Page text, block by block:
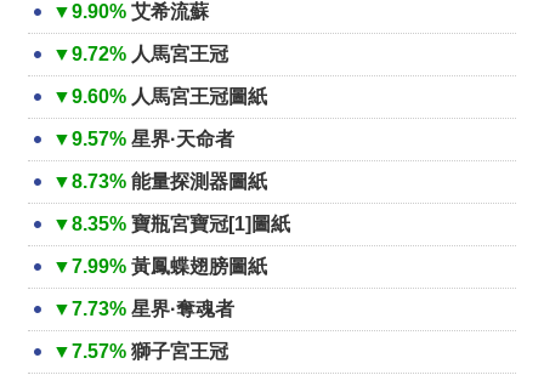
▼9.90% 艾希流蘇
▼9.72% 人馬宮王冠
▼9.60% 人馬宮王冠圖紙
▼9.57% 星界·天命者
▼8.73% 能量探測器圖紙
▼8.35% 寶瓶宮寶冠[1]圖紙
▼7.99% 黃鳳蝶翅膀圖紙
▼7.73% 星界·奪魂者
▼7.57% 獅子宮王冠